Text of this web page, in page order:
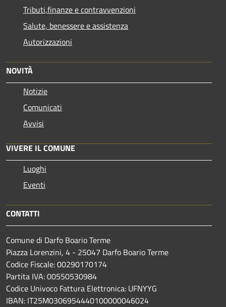
Tributi,finanze e contravvenzioni
Salute, benessere e assistenza
Autorizzazioni
NOVITÀ
Notizie
Comunicati
Avvisi
VIVERE IL COMUNE
Luoghi
Eventi
CONTATTI
Comune di Darfo Boario Terme
Piazza Lorenzini, 4 - 25047 Darfo Boario Terme
Codice Fiscale: 00290170174
Partita IVA: 00550530984
Codice Univoco Fattura Elettronica: UFNYYG
IBAN: IT25M0306954440100000046024